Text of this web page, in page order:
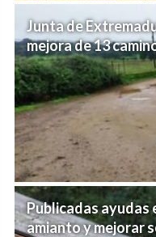
Junta de
mejora de 13
Publicadas ayudas
amianto y mejorar